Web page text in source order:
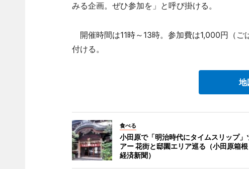
みる企画。ぜひ参加を」と呼び掛ける。
開催時間は11時～13時。参加費は1,000円（
付ける。
地
食べる
小田原で「明治時代にタイムスリップ」
アー 花街と邸園エリア巡る（小田原箱根
経済新聞）